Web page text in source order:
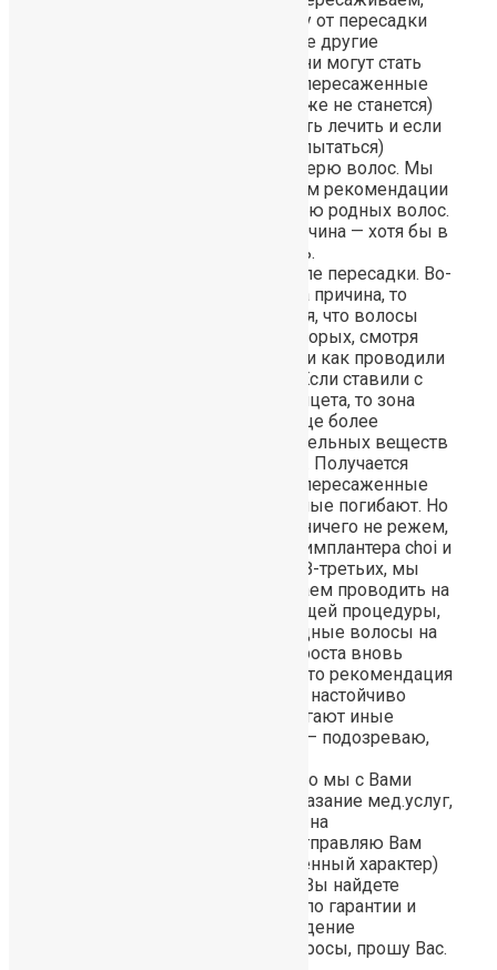
закрываем. И все! Почему от пересадки
волос должны стать лучше другие
волосы? С какой стати? Они могут стать
лучше (я имею в виду не пересаженные
волосы — с ними ничего уже не станется)
только тогда, если их начать лечить и если
устранить (или хотя бы попытаться)
причину, влияющие на потерю волос. Мы
для пациентов всегда даем рекомендации
по лечению и поддержанию родных волос.
А если не установлена причина — хотя бы в
каком направлении искать.
По выпадению волос после пересадки. Во-
первых, если не устранена причина, то
удивляться не приходиться, что волосы
продолжают падать. Во-вторых, смотря
какой методикой ставили и как проводили
процесс трансплантации. Если ставили с
помощью скальпеля и пинцета, то зона
постановки рубцуется и еще более
уменьшается приток питательных веществ
к волосяным фолликулам. Получается
через год такая ситуация: пересаженные
волосы вырастают, а родные погибают. Но
это не наш вариант — мы ничего не режем,
мы работаем с помощью имплантера choi и
только микропроколами. В-третьих, мы
пересадку волос предлагаем проводить на
фоне иммуностимулирующей процедуры,
чтобы сразу подпитать родные волосы на
период первоначального роста вновь
пересаженных. Конечно, это рекомендация
и решение за Вами, но мы настойчиво
рекомендуем. Что предлагают иные
клиники в данном случае — подозреваю,
Я Вам уже писала о том, что мы с Вами
заключаем Договор на оказание мед.услуг,
в котором есть и гарантия на
пересаженные волосы. Отправляю Вам
договор (он имеет обобщенный характер)
для ознакомления. Здесь Вы найдете
ответы на Ваши вопросы по гарантии и
ответственности за проведение
процедуры. Если есть вопросы, прошу Вас.